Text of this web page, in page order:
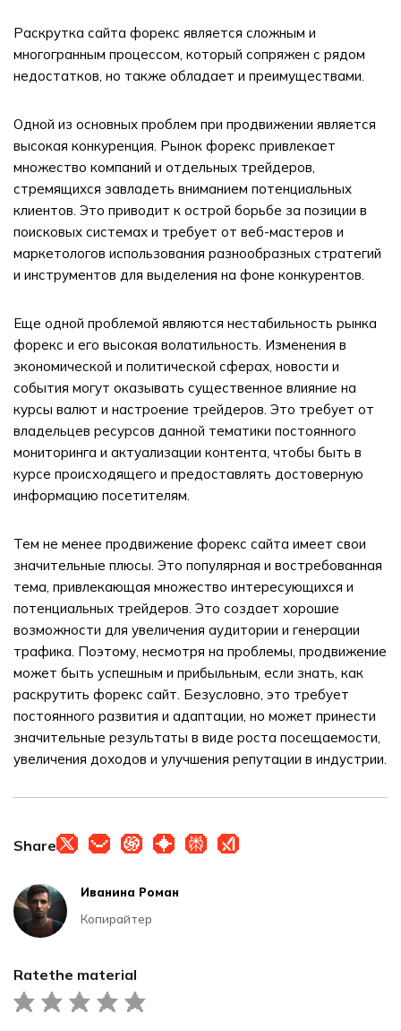
Раскрутка сайта форекс является сложным и
многогранным процессом, который сопряжен с рядом
недостатков, но также обладает и преимуществами.
Одной из основных проблем при продвижении является
высокая конкуренция. Рынок форекс привлекает
множество компаний и отдельных трейдеров,
стремящихся завладеть вниманием потенциальных
клиентов. Это приводит к острой борьбе за позиции в
поисковых системах и требует от веб-мастеров и
маркетологов использования разнообразных стратегий
и инструментов для выделения на фоне конкурентов.
Еще одной проблемой являются нестабильность рынка
форекс и его высокая волатильность. Изменения в
экономической и политической сферах, новости и
события могут оказывать существенное влияние на
курсы валют и настроение трейдеров. Это требует от
владельцев ресурсов данной тематики постоянного
мониторинга и актуализации контента, чтобы быть в
курсе происходящего и предоставлять достоверную
информацию посетителям.
Тем не менее продвижение форекс сайта имеет свои
значительные плюсы. Это популярная и востребованная
тема, привлекающая множество интересующихся и
потенциальных трейдеров. Это создает хорошие
возможности для увеличения аудитории и генерации
трафика. Поэтому, несмотря на проблемы, продвижение
может быть успешным и прибыльным, если знать, как
раскрутить форекс сайт. Безусловно, это требует
постоянного развития и адаптации, но может принести
значительные результаты в виде роста посещаемости,
увеличения доходов и улучшения репутации в индустрии.
Share
Ratethe material
Иванина Роман
Копирайтер